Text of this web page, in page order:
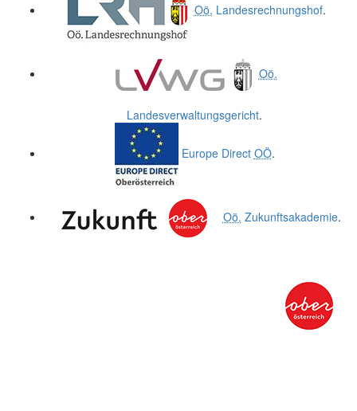
Oö. Landesrechnungshof.
Oö.
Landesverwaltungsgericht.
Europe Direct OÖ.
Oö. Zukunftsakademie.